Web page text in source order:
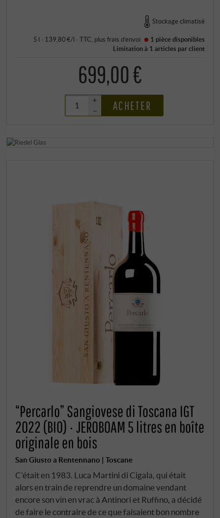
Stockage climatisé
5 l · 139,80 €/l ·TTC , plusfrais d’envoi 1 piècedisponibles
Limitation à 1 articles par client
699,00 €
+
–
ACHETER
“Percarlo” Sangiovese di Toscana IGT
2022 (BIO) · JEROBOAM 5 litres en boîte
originale en bois
San Giusto a Rentennano | Toscane
C'était en 1983. Luca Martini di Cigala, qui était
alors en train de reprendre un domaine vendant
encore son vin en vrac à Antinori et Ruffino, a décidé
de faire le contraire de ce que faisaient bon nombre